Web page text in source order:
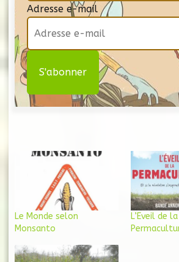
Adresse e-mail
Le Monde selon
Monsanto
L’Eveil de la